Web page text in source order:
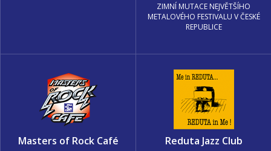
ZIMNÍ MUTACE NEJVĚTŠÍHO
METALOVÉHO FESTIVALU V ČESKÉ
REPUBLICE
Masters of Rock Café Reduta Jazz Club